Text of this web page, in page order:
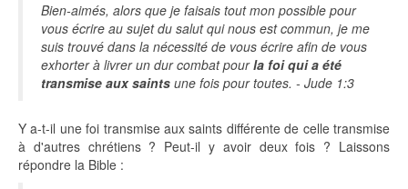
Bien-aimés, alors que je faisais tout mon possible pour
vous écrire au sujet du salut qui nous est commun, je me
suis trouvé dans la nécessité de vous écrire afin de vous
exhorter à livrer un dur combat pourla foi qui a été
transmise aux saints une fois pour toutes. - Jude 1:3
Y a-t-il une foi transmise aux saints différente de celle transmise
à d'autres chrétiens ? Peut-il y avoir deux fois ? Laissons
répondre la Bible :